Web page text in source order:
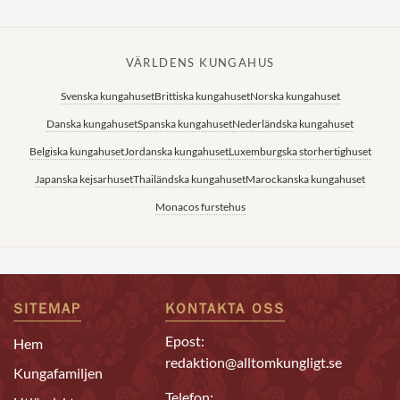
VÄRLDENS KUNGAHUS
Svenska kungahusetBrittiska kungahusetNorska kungahuset
Danska kungahusetSpanska kungahusetNederländska kungahuset
Belgiska kungahusetJordanska kungahusetLuxemburgska storhertighuset
Japanska kejsarhusetThailändska kungahusetMarockanska kungahuset
Monacos furstehus
SITEMAP
Hem
Kungafamiljen
KONTAKTA OSS
Epost:
redaktion@alltomkungligt.se